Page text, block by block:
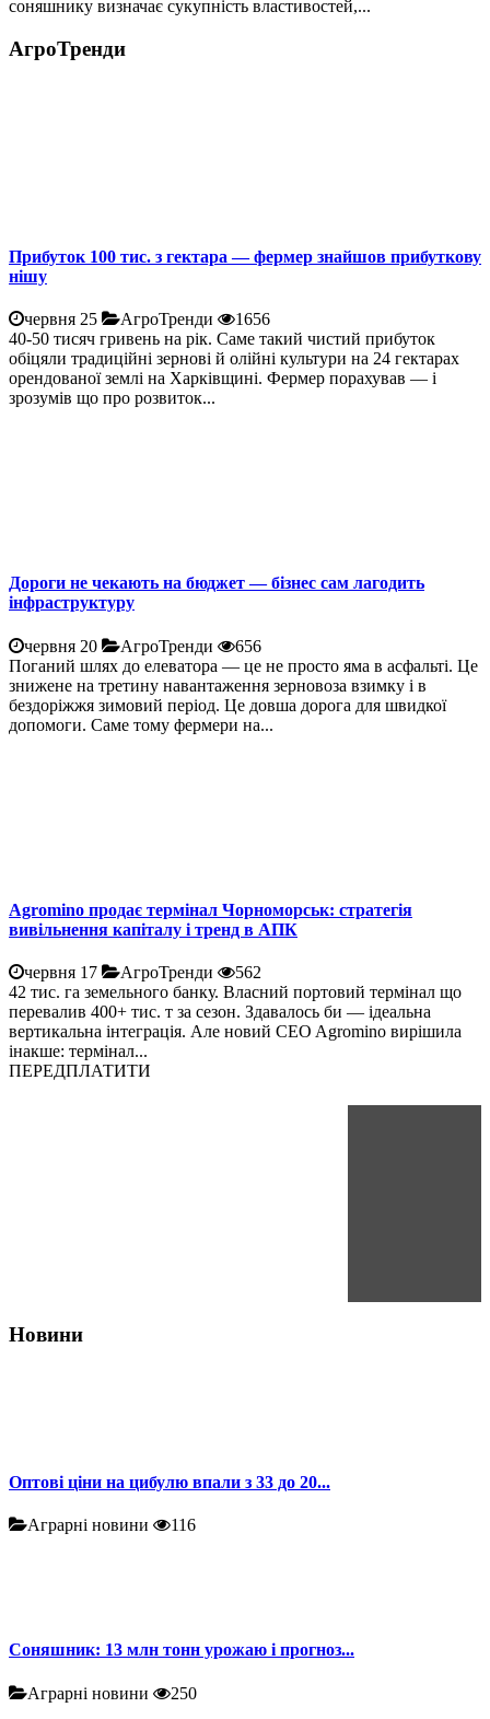
соняшнику визначає сукупність властивостей,...
АгроТренди
Прибуток 100 тис. з гектара — фермер знайшов прибуткову
нішу
червня 25 АгроТренди
1656
40-50 тисяч гривень на рік. Саме такий чистий прибуток
обіцяли традиційні зернові й олійні культури на 24 гектарах
орендованої землі на Харківщині. Фермер порахував — і
зрозумів що про розвиток...
Дороги не чекають на бюджет — бізнес сам лагодить
інфраструктуру
червня 20 АгроТренди
656
Поганий шлях до елеватора — це не просто яма в асфальті. Це
знижене на третину навантаження зерновоза взимку і в
бездоріжжя зимовий період. Це довша дорога для швидкої
допомоги. Саме тому фермери на...
Agromino продає термінал Чорноморськ: стратегія
вивільнення капіталу і тренд в АПК
червня 17 АгроТренди
562
42 тис. га земельного банку. Власний портовий термінал що
перевалив 400+ тис. т за сезон. Здавалось би — ідеальна
вертикальна інтеграція. Але новий CEO Agromino вирішила
інакше: термінал...
ПЕРЕДПЛАТИТИ
Новини
Оптові ціни на цибулю впали з 33 до 20...
Аграрні новини 116
Соняшник: 13 млн тонн урожаю і прогноз...
Аграрні новини 250